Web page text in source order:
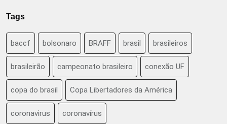
Tags
baccf bolsonaro BRAFF brasil brasileiros
brasileirão campeonato brasileiro conexão UF
copa do brasil Copa Libertadores da América
coronavirus coronavírus